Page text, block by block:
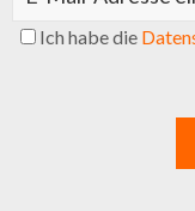
Ich habe die